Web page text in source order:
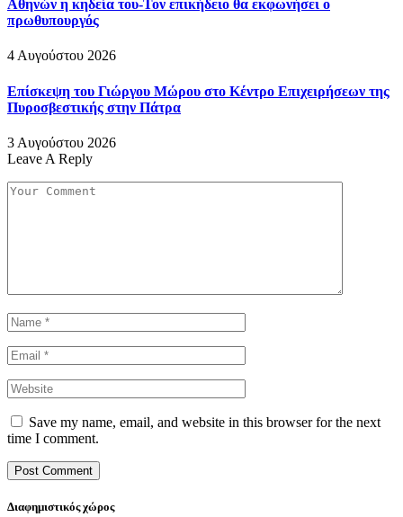
Αθηνών η κηδεία του-Τον επικήδειο θα εκφωνήσει ο
πρωθυπουργός
4 Αυγούστου 2026
Επίσκεψη του Γιώργου Μώρου στο Κέντρο Επιχειρήσεων της
Πυροσβεστικής στην Πάτρα
3 Αυγούστου 2026
Leave A Reply
Save my name, email, and website in this browser for the next
time I comment.
Διαφημιστικός χώρος